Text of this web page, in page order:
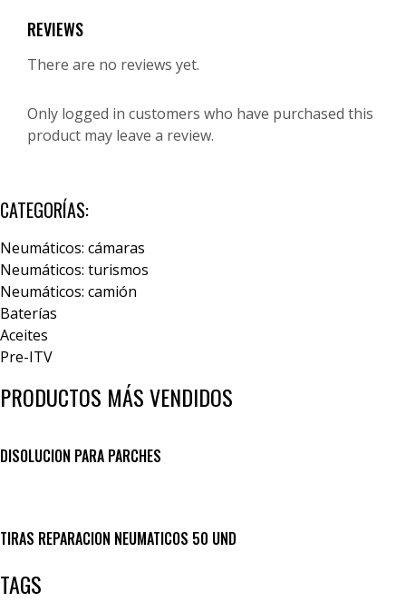
REVIEWS
There are no reviews yet.
Only logged in customers who have purchased this
product may leave a review.
CATEGORÍAS:
Neumáticos: cámaras
Neumáticos: turismos
Neumáticos: camión
Baterías
Aceites
Pre-ITV
PRODUCTOS MÁS VENDIDOS
DISOLUCION PARA PARCHES
TIRAS REPARACION NEUMATICOS 50 UND
TAGS